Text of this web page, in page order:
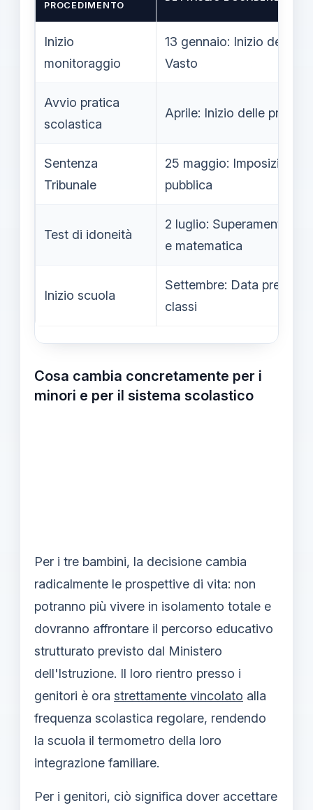
PROCEDIMENTO
Inizio
monitoraggio
13 gennaio: Inizio del
Vasto
Avvio pratica
scolastica
Aprile: Inizio delle
Sentenza
Tribunale
25 maggio: Imposizione
pubblica
Test di idoneità
2 luglio: Superamento
e matematica
Inizio scuola
Settembre: Data prevista
classi
Cosa cambia concretamente per i
minori e per il sistema scolastico
Per i tre bambini, la decisione cambia
radicalmente le prospettive di vita: non
potranno più vivere in isolamento totale e
dovranno affrontare il percorso educativo
strutturato previsto dal Ministero
dell'Istruzione. Il loro rientro presso i
genitori è ora strettamente vincolato alla
frequenza scolastica regolare, rendendo
la scuola il termometro della loro
integrazione familiare.
Per i genitori, ciò significa dover accettare